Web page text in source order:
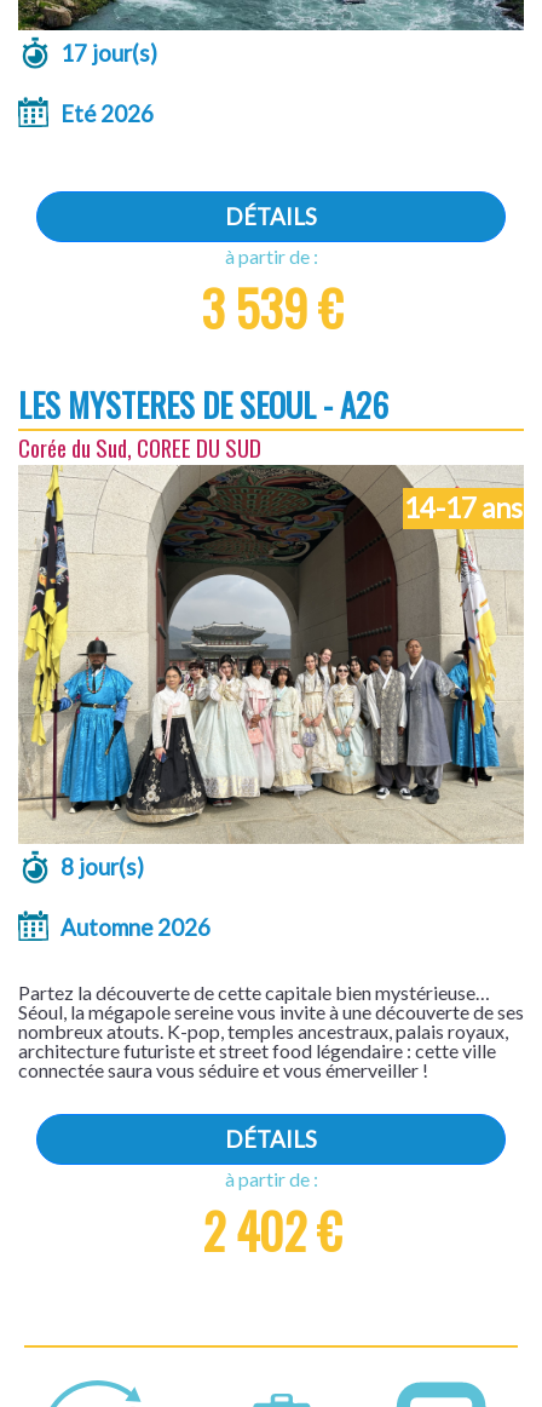
17 jour(s)
Eté 2026
DÉTAILS
à partir de :
3 539 €
LES MYSTERES DE SEOUL - A26
Corée du Sud, COREE DU SUD
14-17 ans
8 jour(s)
Automne 2026
Partez la découverte de cette capitale bien mystérieuse…
Séoul, la mégapole sereine vous invite à une découverte de ses
nombreux atouts. K-pop, temples ancestraux, palais royaux,
architecture futuriste et street food légendaire : cette ville
connectée saura vous séduire et vous émerveiller !
DÉTAILS
à partir de :
2 402 €